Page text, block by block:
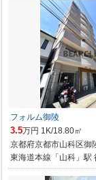
フォルム御陵
3.5万円 1K/18.80㎡
京都府京都市山科区御
東海道本線「山科」駅